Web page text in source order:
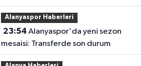
Alanyaspor Haberleri
23:54
mesaisi: Transferde son durum